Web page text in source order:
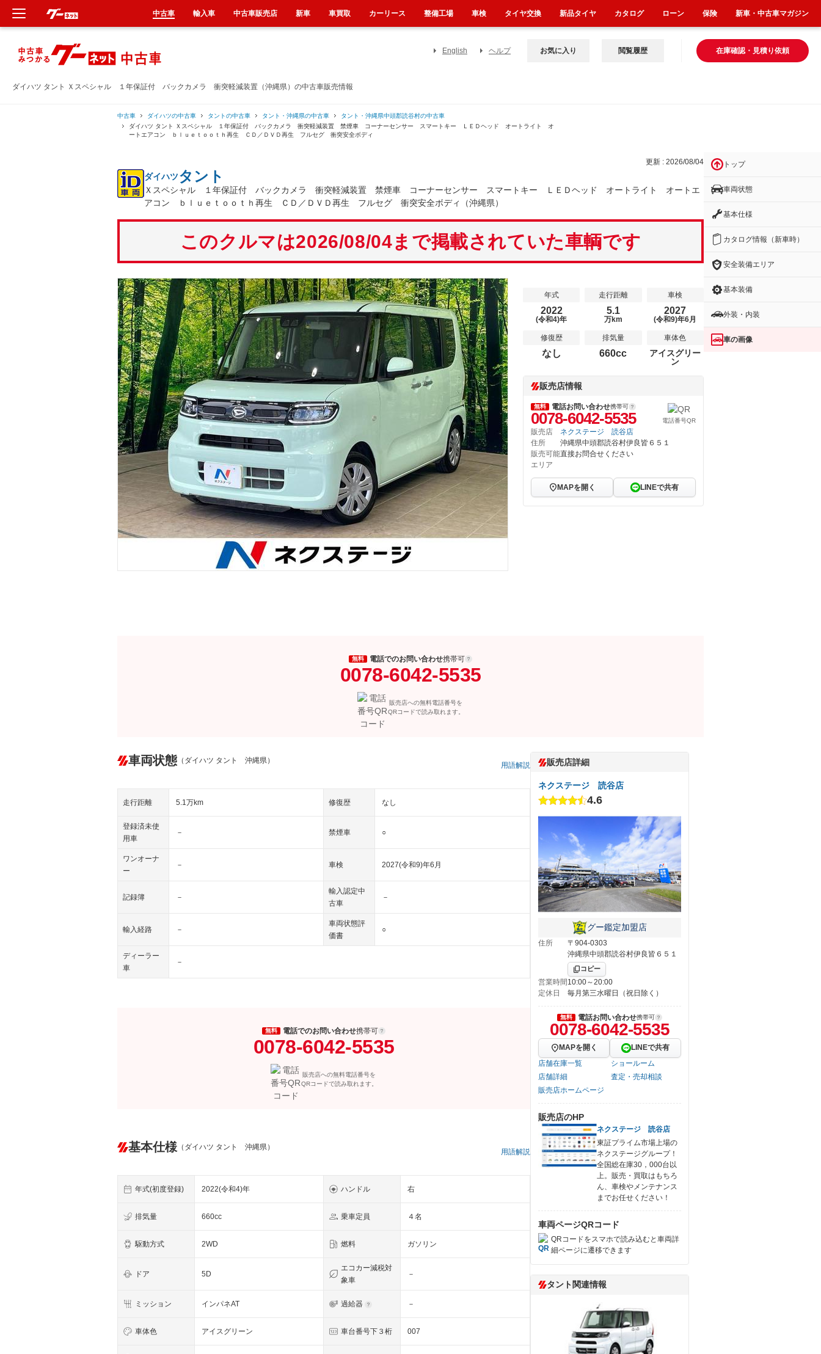
ダイハツ タント Ｘスペシャル １年保証付 バックカメラ 衝突軽減装置（沖縄県）の中古車販売情報
English ヘルプ 在庫確認・見積り依頼
お気に入り 閲覧履歴
中古車 ダイハツの中古車 タントの中古車 タント・沖縄県の中古車
タント・沖縄県中頭郡読谷村の中古車
ダイハツ タント Ｘスペシャル １年保証付 バックカメラ 衝突軽減装置 禁煙車 コーナーセンサー スマートキー ＬＥＤヘッド オートライト オ
ートエアコン ｂｌｕｅｔｏｏｔｈ再生 ＣＤ／ＤＶＤ再生 フルセグ 衝突安全ボディ
更新 : 2026/08/04
ダイハツタント
Ｘスペシャル １年保証付 バックカメラ 衝突軽減装置 禁煙車 コーナーセンサー スマートキー ＬＥＤヘッド オートライト オートエ
アコン ｂｌｕｅｔｏｏｔｈ再生 ＣＤ／ＤＶＤ再生 フルセグ 衝突安全ボディ（沖縄県）
このクルマは2026/08/04まで掲載されていた車輌です
年式
2022
(令和4)年
走行距離
5.1
万km
車検
2027
(令和9)年6月
修復歴
なし
排気量
660cc
車体色
アイスグリー
ン
販売店情報
無料 電話お問い合わせ携帯可
0078-6042-5535 電話番号QR
販売店
ネクステージ 読谷店
住所
沖縄県中頭郡読谷村伊良皆６５１
販売可能
エリア
直接お問合せください
MAPを開く LINEで共有
無料 電話でのお問い合わせ携帯可
0078-6042-5535
販売店への無料電話番号を
QRコードで読み取れます。
車両状態 （ダイハツ タント 沖縄県）
用語解説
走行距離 5.1万km 修復歴 なし
登録済未使
用車
－ 禁煙車 ○
ワンオーナ
ー
－ 車検 2027(令和9)年6月
記録簿 －
輸入認定中
古車
－
輸入経路 －
車両状態評
価書
○
ディーラー
車
－
無料 電話でのお問い合わせ携帯可
0078-6042-5535
販売店への無料電話番号を
QRコードで読み取れます。
基本仕様 （ダイハツ タント 沖縄県）
用語解説
年式(初度登録) 2022(令和4)年 ハンドル 右
排気量 660cc 乗車定員 ４名
駆動方式 2WD 燃料 ガソリン
ドア 5D
エコカー減税対
象車
－
ミッション インパネAT 過給器 －
車体色 アイスグリーン 車台番号下３桁 007
販売店詳細
ネクステージ 読谷店
4.6
グー鑑定加盟店
住所
〒904-0303
沖縄県中頭郡読谷村伊良皆６５１
コピー
営業時間10:00～20:00
定休日
毎月第三水曜日（祝日除く）
無料 電話お問い合わせ携帯可
0078-6042-5535
MAPを開く
LINEで共有
店舗在庫一覧
ショールーム
店舗詳細
査定・売却相談
販売店ホームページ
販売店のHP
ネクステージ 読谷店
東証プライム市場上場の
ネクステージグループ！
全国総在庫30，000台以
上。販売・買取はもちろ
ん、車検やメンテナンス
までお任せください！
車両ページQRコード
QRコードをスマホで読み込むと車両詳
細ページに遷移できます
タント関連情報
トップ
車両状態
基本仕様
カタログ情報（新車時）
安全装備エリア
基本装備
外装・内装
車の画像
中古車 輸入車 中古車販売店 新車 車買取 カーリース 整備工場 車検 タイヤ交換 新品タイヤ カタログ ローン 保険 新車・中古車マガジン
新車
中古車